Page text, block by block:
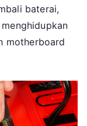
baterai,
motherboard